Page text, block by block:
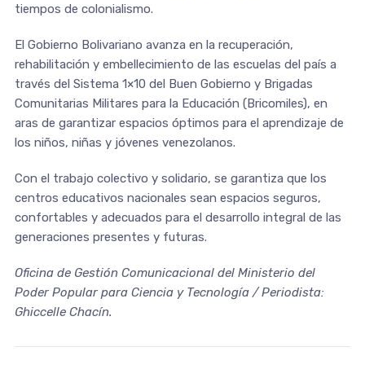
tiempos de colonialismo.
El Gobierno Bolivariano avanza en la recuperación,
rehabilitación y embellecimiento de las escuelas del país a
través del Sistema 1×10 del Buen Gobierno y Brigadas
Comunitarias Militares para la Educación (Bricomiles), en
aras de garantizar espacios óptimos para el aprendizaje de
los niños, niñas y jóvenes venezolanos.
Con el trabajo colectivo y solidario, se garantiza que los
centros educativos nacionales sean espacios seguros,
confortables y adecuados para el desarrollo integral de las
generaciones presentes y futuras.
Oficina de Gestión Comunicacional del Ministerio del
Poder Popular para Ciencia y Tecnología / Periodista:
Ghiccelle Chacín.